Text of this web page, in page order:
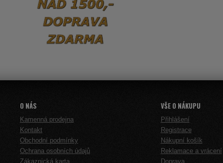
O NÁS
Kamenná prodejna
Kontakt
Obchodní podmínky
Ochrana osobních údajů
Zákaznická karta
VŠE O NÁKUPU
Přihlášení
Registrace
Nákupní košík
Reklamace a vrácení
Doprava